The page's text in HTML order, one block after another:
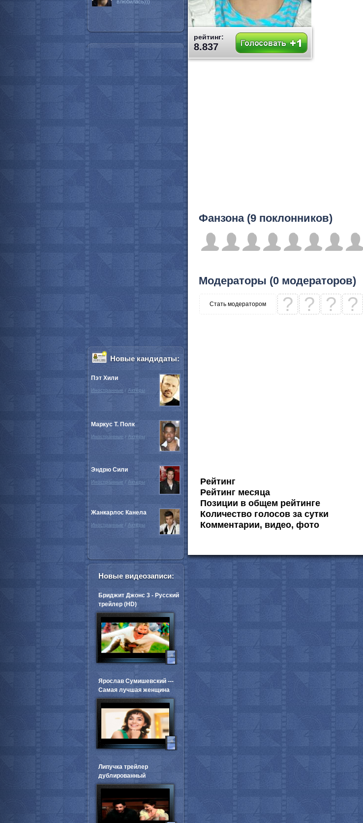
рейтинг:
8.837
Фанзона (9 поклонников)
Модераторы (0 модераторов)
Стать модератором ? ? ? ?
Рейтинг
Рейтинг месяца
Позиции в общем рейтинге
Количество голосов за сутки
Комментарии, видео, фото
влюбилась)))
Новые кандидаты:
Пэт Хили
Иностранные / Актёры
Маркус Т. Полк
Иностранные / Актёры
Эндрю Сили
Иностранные / Актёры
Жанкарлос Канела
Иностранные / Актёры
Новые видеозаписи:
Бриджит Джонс 3 - Русский
трейлер (HD)
Ярослав Сумишевский ---
Самая лучшая женщина
Липучка трейлер
дублированный